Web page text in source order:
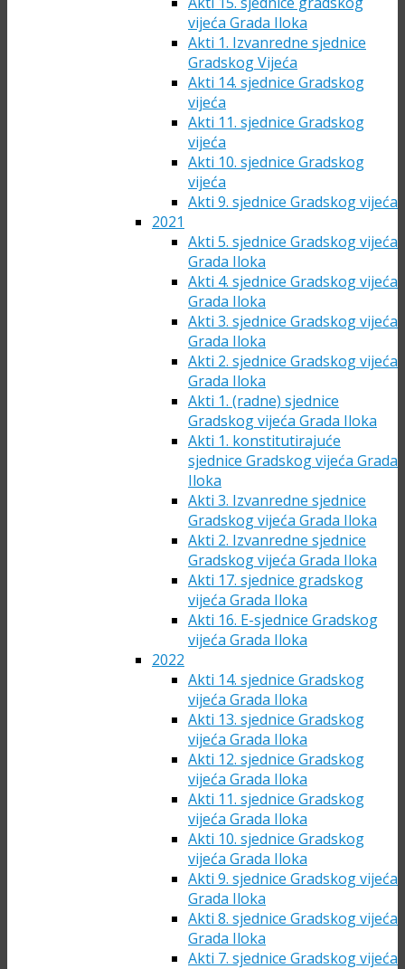
vijeća Grada Iloka
Akti 1. Izvanredne sjednice
Gradskog Vijeća
Akti 14. sjednice Gradskog
vijeća
Akti 11. sjednice Gradskog
vijeća
Akti 10. sjednice Gradskog
vijeća
Akti 9. sjednice Gradskog vijeća
2021
Akti 5. sjednice Gradskog vijeća
Grada Iloka
Akti 4. sjednice Gradskog vijeća
Grada Iloka
Akti 3. sjednice Gradskog vijeća
Grada Iloka
Akti 2. sjednice Gradskog vijeća
Grada Iloka
Akti 1. (radne) sjednice
Gradskog vijeća Grada Iloka
Akti 1. konstitutirajuće
sjednice Gradskog vijeća Grada
Iloka
Akti 3. Izvanredne sjednice
Gradskog vijeća Grada Iloka
Akti 2. Izvanredne sjednice
Gradskog vijeća Grada Iloka
Akti 17. sjednice gradskog
vijeća Grada Iloka
Akti 16. E-sjednice Gradskog
vijeća Grada Iloka
2022
Akti 14. sjednice Gradskog
vijeća Grada Iloka
Akti 13. sjednice Gradskog
vijeća Grada Iloka
Akti 12. sjednice Gradskog
vijeća Grada Iloka
Akti 11. sjednice Gradskog
vijeća Grada Iloka
Akti 10. sjednice Gradskog
vijeća Grada Iloka
Akti 9. sjednice Gradskog vijeća
Grada Iloka
Akti 8. sjednice Gradskog vijeća
Grada Iloka
Akti 7. sjednice Gradskog vijeća